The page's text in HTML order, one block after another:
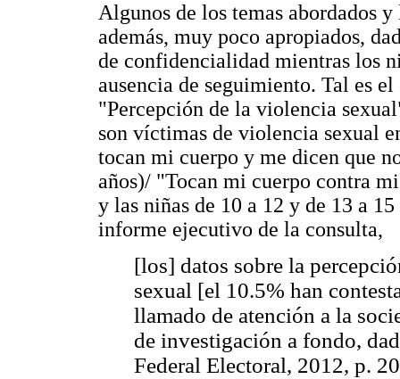
Algunos de los temas abordados
además, muy poco apropiados,
de confidencialidad mientras los
ausencia de seguimiento. Tal es
"Percepción de la violencia
son víctimas de violencia sexual
tocan mi cuerpo y me dicen que
años)/ "Tocan mi cuerpo contra
y las niñas de 10 a 12 y de 13 a
informe ejecutivo de la consulta,
[los] datos sobre la
sexual [el 10.5% han
llamado de atención a la
de investigación a fondo,
Federal Electoral, 2012, p.